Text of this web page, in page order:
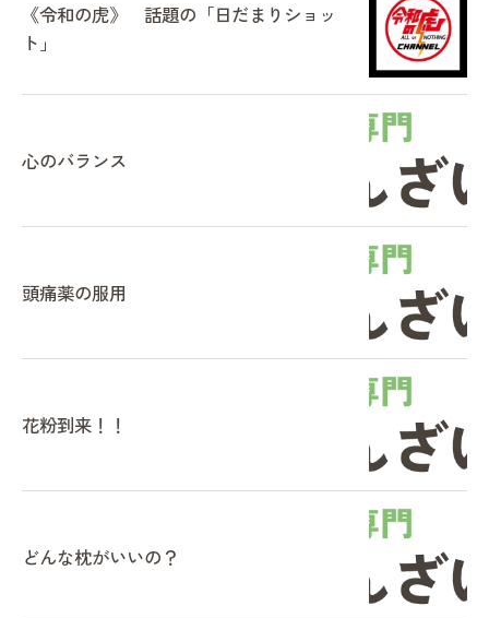
《令和の虎》 話題の「日だまりショッ
ト」
心のバランス
頭痛薬の服用
花粉到来！！
どんな枕がいいの？